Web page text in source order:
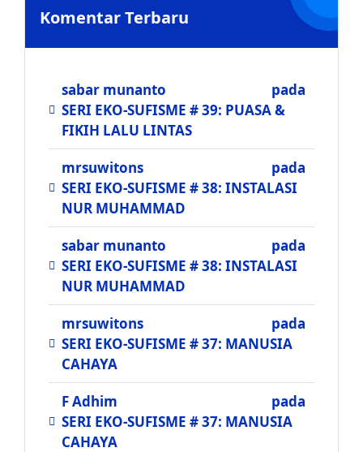
Komentar Terbaru
sabar munanto
pada
SERI EKO-SUFISME # 39: PUASA &
FIKIH LALU LINTAS
mrsuwitons
pada
SERI EKO-SUFISME # 38: INSTALASI
NUR MUHAMMAD
sabar munanto
pada
SERI EKO-SUFISME # 38: INSTALASI
NUR MUHAMMAD
mrsuwitons
pada
SERI EKO-SUFISME # 37: MANUSIA
CAHAYA
F Adhim
pada
SERI EKO-SUFISME # 37: MANUSIA
CAHAYA